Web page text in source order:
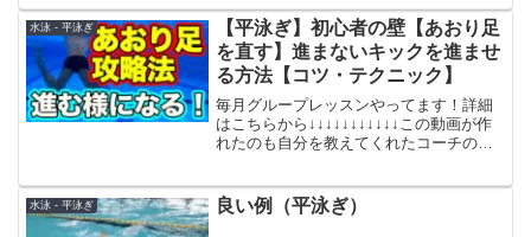
が上向くとに身体が沈んでしまい真っ直
ぐ進む事ができない・平泳...
水泳 - 平泳ぎ
【平泳ぎ】初心者の壁【あおり足
を直す】進まないキックを進ませ
る方法【コツ・テクニック】
毎月グループレッスンやってます！詳細
はこちらから↓↓↓↓↓↓↓↓↓↓↓この動画が作
れたのも自分を教えてくれたコーチのお
す！！オンライン水泳教室はこちらか
ら！↓↓↓↓↓↓↓...
水泳 - 平泳ぎ 良い例（平泳ぎ）